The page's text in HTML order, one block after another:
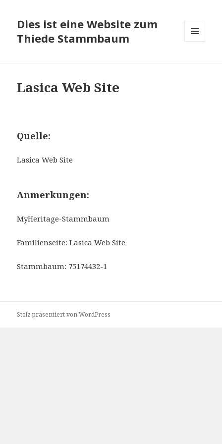
Dies ist eine Website zum
Thiede Stammbaum
Lasica Web Site
Quelle:
Lasica Web Site
Anmerkungen:
MyHeritage-Stammbaum
Familienseite: Lasica Web Site
Stammbaum: 75174432-1
Stolz präsentiert von WordPress